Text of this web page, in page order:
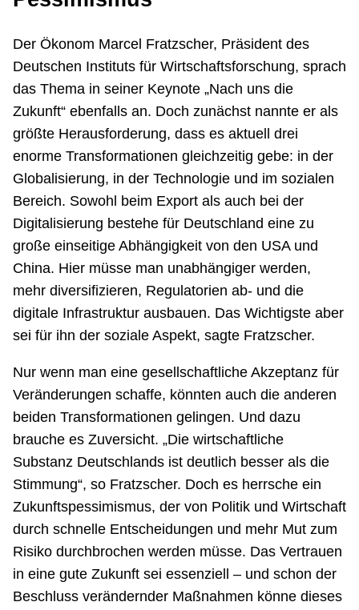
Der Ökonom Marcel Fratzscher, Präsident des
Deutschen Instituts für Wirtschaftsforschung, sprach
das Thema in seiner Keynote „Nach uns die
Zukunft“ ebenfalls an. Doch zunächst nannte er als
größte Herausforderung, dass es aktuell drei
enorme Transformationen gleichzeitig gebe: in der
Globalisierung, in der Technologie und im sozialen
Bereich. Sowohl beim Export als auch bei der
Digitalisierung bestehe für Deutschland eine zu
große einseitige Abhängigkeit von den USA und
China. Hier müsse man unabhängiger werden,
mehr diversifizieren, Regulatorien ab- und die
digitale Infrastruktur ausbauen. Das Wichtigste aber
sei für ihn der soziale Aspekt, sagte Fratzscher.
Nur wenn man eine gesellschaftliche Akzeptanz für
Veränderungen schaffe, könnten auch die anderen
beiden Transformationen gelingen. Und dazu
brauche es Zuversicht. „Die wirtschaftliche
Substanz Deutschlands ist deutlich besser als die
Stimmung“, so Fratzscher. Doch es herrsche ein
Zukunftspessimismus, der von Politik und Wirtschaft
durch schnelle Entscheidungen und mehr Mut zum
Risiko durchbrochen werden müsse. Das Vertrauen
in eine gute Zukunft sei essenziell – und schon der
Beschluss verändernder Maßnahmen könne dieses